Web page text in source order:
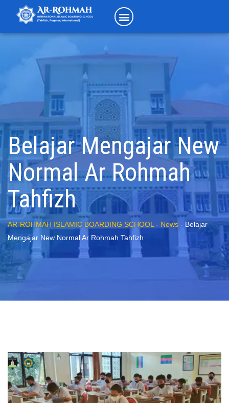
Belajar Mengajar New
Normal Ar Rohmah
Tahfizh
AR-ROHMAH ISLAMIC BOARDING SCHOOL - News - Belajar
Mengajar New Normal Ar Rohmah Tahfizh